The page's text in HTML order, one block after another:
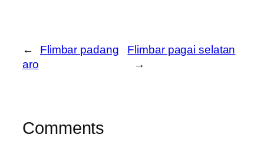
←
Flimbar padang
aro
Flimbar pagai selatan
→
Comments